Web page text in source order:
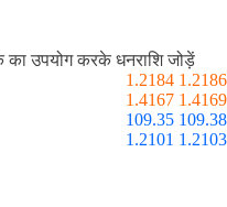
का उपयोग करके धनराशि जोड़ें
1.2184 1.2186
1.4167 1.4169
109.35 109.38
1.2101 1.2103